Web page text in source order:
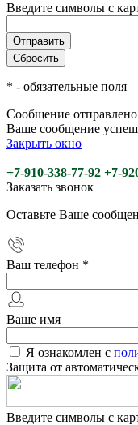
Введите символы с
* - обязательные поля
Сообщение отправлено
Ваше сообщение
Закрыть окно
+7-910-338-77-92 +7-
Заказать звонок
Оставьте Ваше
Ваш телефон *
Ваше имя
Я ознакомлен с
Защита от
Введите символы с